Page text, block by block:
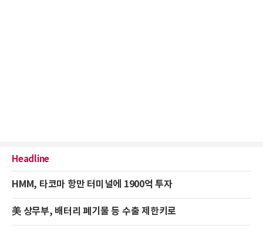
Headline
HMM, 타코마 항만 터미널에 1900억 투자
美 상무부, 배터리 폐기물 등 수출 제한키로